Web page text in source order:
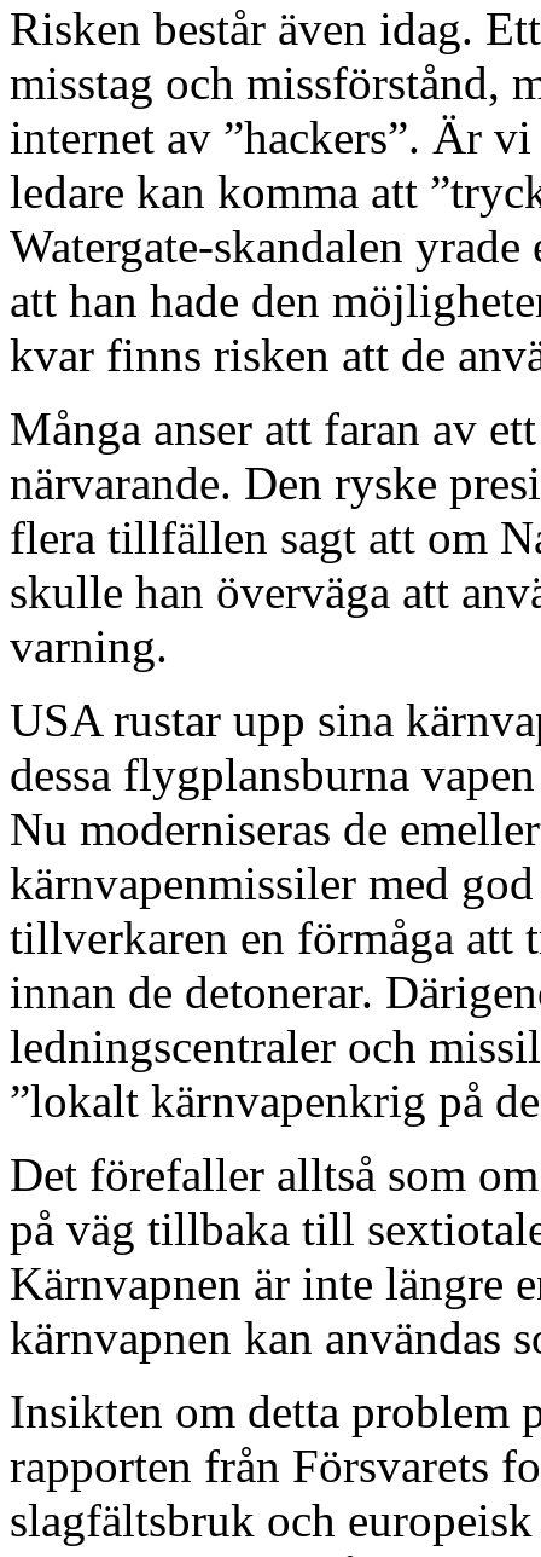
Risken består även idag.
misstag och missförstånd,
internet av ”hackers”. Är
ledare kan komma att
Watergate-skandalen
att han hade den
kvar finns risken att de
Många anser att faran av
närvarande. Den ryske
flera tillfällen sagt att om
skulle han överväga att
varning.
USA rustar upp sina
dessa flygplansburna
Nu moderniseras de
kärnvapenmissiler med
tillverkaren en förmåga att
innan de detonerar.
ledningscentraler och
”lokalt kärnvapenkrig på
Det förefaller alltså som
på väg tillbaka till
Kärnvapnen är inte längre
kärnvapnen kan användas
Insikten om detta problem
rapporten från Försvarets
slagfältsbruk och